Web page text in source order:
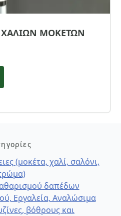
ΜΟΚΕΤΩΝ
(μοκέτα, χαλί, σαλόνι,
δαπέδων
Εργαλεία, Αναλώσιμα
βόθρους και